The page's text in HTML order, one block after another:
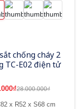
chống cháy 2
TC-E02 điện tử
28.000.000₫
x R52 x S68 cm